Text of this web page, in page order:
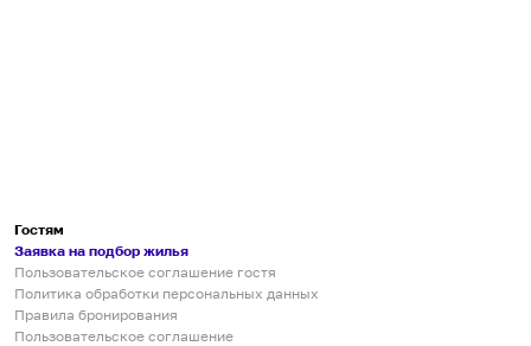
Гостям
Заявка на подбор жилья
Пользовательское соглашение гостя
Политика обработки персональных данных
Правила бронирования
Пользовательское соглашение